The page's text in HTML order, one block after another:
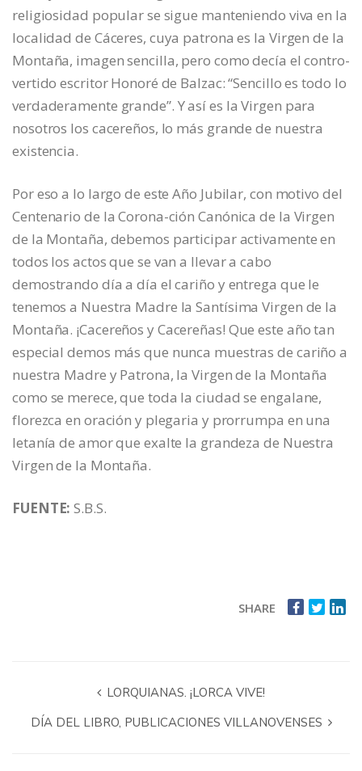
religiosidad popular se sigue manteniendo viva en la
localidad de Cáceres, cuya patrona es la Virgen de la
Montaña, imagen sencilla, pero como decía el contro-
vertido escritor Honoré de Balzac: “Sencillo es todo lo
verdaderamente grande”. Y así es la Virgen para
nosotros los cacereños, lo más grande de nuestra
existencia.
Por eso a lo largo de este Año Jubilar, con motivo del
Centenario de la Corona-ción Canónica de la Virgen
de la Montaña, debemos participar activamente en
todos los actos que se van a llevar a cabo
demostrando día a día el cariño y entrega que le
tenemos a Nuestra Madre la Santísima Virgen de la
Montaña. ¡Cacereños y Cacereñas! Que este año tan
especial demos más que nunca muestras de cariño a
nuestra Madre y Patrona, la Virgen de la Montaña
como se merece, que toda la ciudad se engalane,
florezca en oración y plegaria y prorrumpa en una
letanía de amor que exalte la grandeza de Nuestra
Virgen de la Montaña.
FUENTE: S.B.S.
SHARE
LORQUIANAS. ¡LORCA VIVE!
DÍA DEL LIBRO, PUBLICACIONES VILLANOVENSES